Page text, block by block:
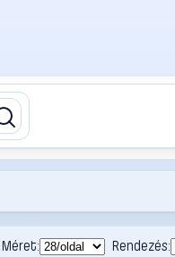
Méret: Rendezés: